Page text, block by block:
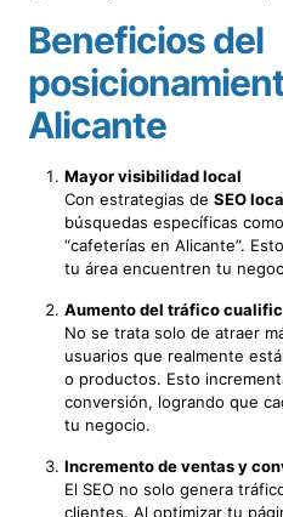
Beneficios del
Alicante
Mayor visibilidad local
Con estrategias deSEO
búsquedas específicas
“cafeterías en Alicante”.
tu área encuentren tu
Aumento del tráfico
No se trata solo de atraer
usuarios que realmente
o productos. Esto
conversión, logrando que
tu negocio.
Incremento de ventas y
El SEO no solo genera
clientes. Al optimizar tu